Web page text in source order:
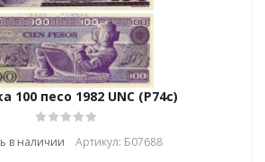
100 песо 1982 UNC (P74c)
в наличии Артикул: Б07688